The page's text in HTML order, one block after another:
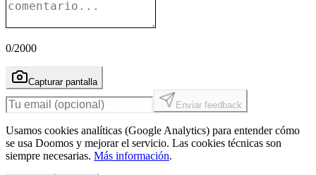
0/2000
Capturar pantalla
Enviar feedback
Usamos cookies analíticas (Google Analytics) para entender cómo
se usa Doomos y mejorar el servicio. Las cookies técnicas son
siempre necesarias. Más información.